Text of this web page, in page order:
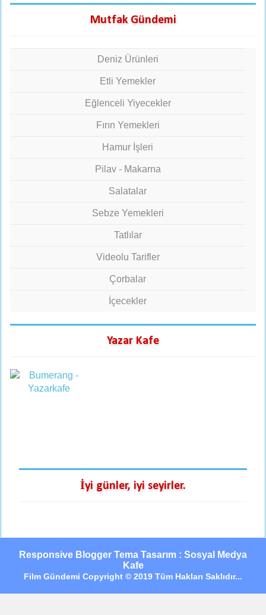
Mutfak Gündemi
Deniz Ürünleri
Etli Yemekler
Eğlenceli Yiyecekler
Fırın Yemekleri
Hamur İşleri
Pilav - Makarna
Salatalar
Sebze Yemekleri
Tatlılar
Videolu Tarifler
Çorbalar
İçecekler
Yazar Kafe
İyi günler, iyi seyirler.
Responsive Blogger Tema Tasarım : Sosyal Medya
Kafe
Film Gündemi Copyright © 2019 Tüm Hakları Saklıdır...